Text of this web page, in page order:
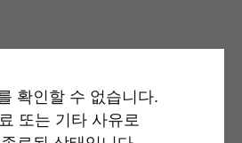
확인할 수 없습니다.
또는 기타 사유로